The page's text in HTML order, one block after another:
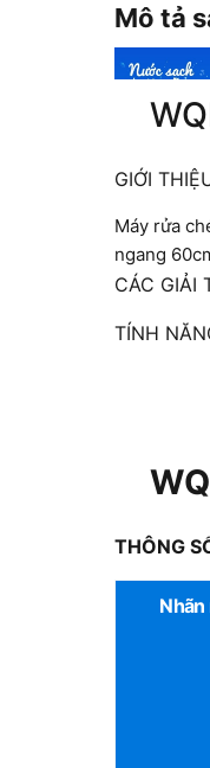
Mô tả
GIỚI
Máy rửa
ngang
CÁC GIẢI
TÍNH
THÔNG